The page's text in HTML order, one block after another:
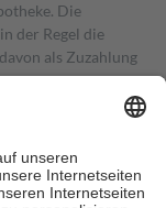
Die
der Regel die
als Zuzahlung
Höhe von zehn
die tatsächlichen
Apotheken.